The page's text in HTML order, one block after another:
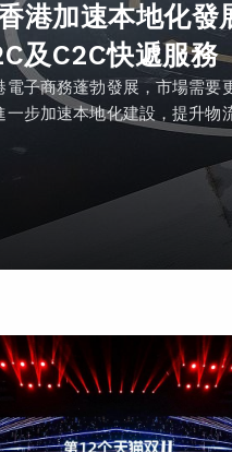
港加速本地化
及C2C快遞服務
電子商務蓬勃發展，市場需要
一步加速本地化建設，提升物